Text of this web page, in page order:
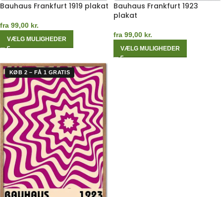
Bauhaus Frankfurt 1919 plakat
fra 99,00 kr.
VÆLG MULIGHEDER
Bauhaus Frankfurt 1923
plakat
fra 99,00 kr.
VÆLG MULIGHEDER
KØB 2 – FÅ 1 GRATIS